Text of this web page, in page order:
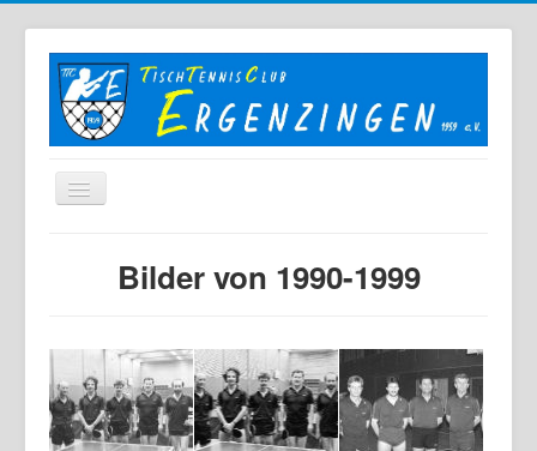
Der TTC
Berichte
Bilder
Bilder von 1990-1999